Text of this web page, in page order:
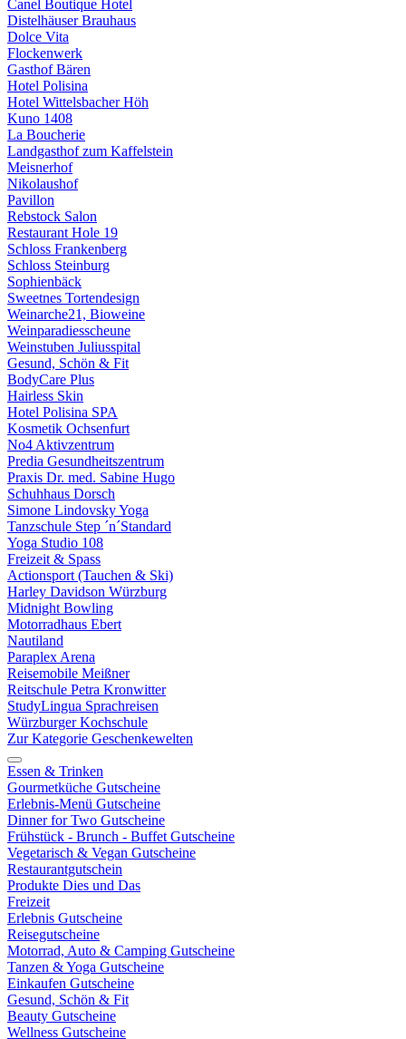
Canel Boutique Hotel
Distelhäuser Brauhaus
Dolce Vita
Flockenwerk
Gasthof Bären
Hotel Polisina
Hotel Wittelsbacher Höh
Kuno 1408
La Boucherie
Landgasthof zum Kaffelstein
Meisnerhof
Nikolaushof
Pavillon
Rebstock Salon
Restaurant Hole 19
Schloss Frankenberg
Schloss Steinburg
Sophienbäck
Sweetnes Tortendesign
Weinarche21, Bioweine
Weinparadiesscheune
Weinstuben Juliusspital
Gesund, Schön & Fit
BodyCare Plus
Hairless Skin
Hotel Polisina SPA
Kosmetik Ochsenfurt
No4 Aktivzentrum
Predia Gesundheitszentrum
Praxis Dr. med. Sabine Hugo
Schuhhaus Dorsch
Simone Lindovsky Yoga
Tanzschule Step ´n´Standard
Yoga Studio 108
Freizeit & Spass
Actionsport (Tauchen & Ski)
Harley Davidson Würzburg
Midnight Bowling
Motorradhaus Ebert
Nautiland
Paraplex Arena
Reisemobile Meißner
Reitschule Petra Kronwitter
StudyLingua Sprachreisen
Würzburger Kochschule
Zur Kategorie Geschenkewelten
Essen & Trinken
Gourmetküche Gutscheine
Erlebnis-Menü Gutscheine
Dinner for Two Gutscheine
Frühstück - Brunch - Buffet Gutscheine
Vegetarisch & Vegan Gutscheine
Restaurantgutschein
Produkte Dies und Das
Freizeit
Erlebnis Gutscheine
Reisegutscheine
Motorrad, Auto & Camping Gutscheine
Tanzen & Yoga Gutscheine
Einkaufen Gutscheine
Gesund, Schön & Fit
Beauty Gutscheine
Wellness Gutscheine